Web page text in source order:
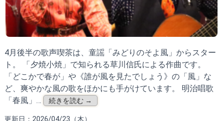
4月後半の歌声喫茶は、童謡「みどりのそよ風」からスター
ト。 「夕焼小焼」で知られる草川信氏による作曲です。
「どこかで春が」や《誰が風を見たでしょう》の「風」な
ど、爽やかな風の歌をほかにも手がけています。 明治唱歌
「春風」…
続きを読む →
更新日：2026/04/23（木）